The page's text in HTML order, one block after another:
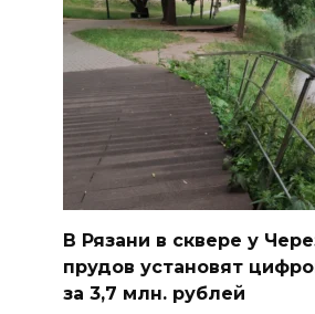
В Рязани в сквере у
прудов установят
за 3,7 млн. рублей